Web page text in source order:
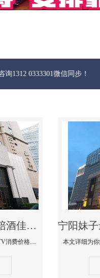
微信同步！
宁阳商务KTV公主陪酒佳丽漂亮哪家多-私人订制KTV消费价格口碑点评
本文详细为你解答私人订制KTV消费价格口碑点评，更多关于商务KTV公主陪酒佳丽漂亮哪家多免费咨询1312 0333301微信同步！